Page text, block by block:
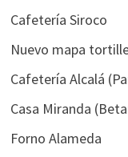
Cafetería Siroco
Nuevo mapa
Cafetería Alcalá
Casa Miranda
Forno Alameda